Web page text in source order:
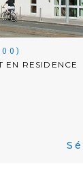
EN RESIDENCE